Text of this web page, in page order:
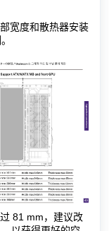
宽度和散热器安装
81 mm，建议改